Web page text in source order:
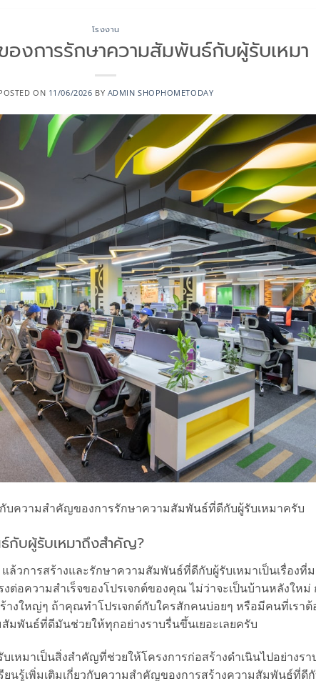
โรงงาน
งการรักษาความสัมพันธ์กับผู้รับเหมา
ON 11/06/2026 BY ADMIN SHOPHOMETODAY
บความสำคัญของการรักษาความสัมพันธ์ที่ดีกับผู้รับเหมาครับ
กับผู้รับเหมาถึงสำคัญ?
ล้วการสร้างและรักษาความสัมพันธ์ที่ดีกับผู้รับเหมาเป็นเรื่องที่
ต่อความสำเร็จของโปรเจกต์ของคุณ ไม่ว่าจะเป็นบ้านหลังใหม่
างใหญ่ๆ ถ้าคุณทำโปรเจกต์กับใครสักคนบ่อยๆ หรือมีคนที่เราต้
มพันธ์ที่ดีมันช่วยให้ทุกอย่างราบรื่นขึ้นเยอะเลยครับ
หมาเป็นสิ่งสำคัญที่ช่วยให้โครงการก่อสร้างดำเนินไปอย่างร
นรู้เพิ่มเติมเกี่ยวกับความสำคัญของการสร้างความสัมพันธ์ที่ดี